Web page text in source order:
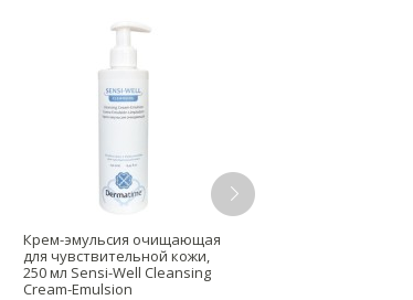
Крем-эмульсия очищающая
для чувствительной кожи,
250 мл Sensi-Well Cleansing
Cream-Emulsion